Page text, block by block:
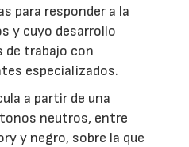
para responder a la
y cuyo desarrollo
de trabajo con
especializados.
a partir de una
neutros, entre
y negro, sobre la que